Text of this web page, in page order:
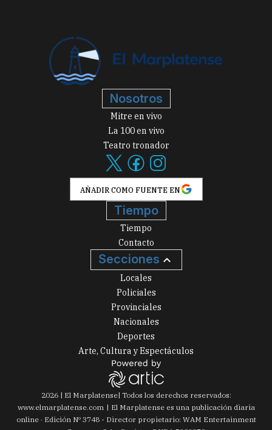
Nosotros
Mitre en vivo
La 100 en vivo
Teatro tronador
AÑADIR COMO FUENTE EN
Tiempo
Tiempo
Contacto
Secciones
Locales
Policiales
Provinciales
Nacionales
Deportes
Arte, Cultura y Espectáculos
2026| El Marplatense| Todos los derechos reservados:
www.elmarplatense.com
El Marplatense es una publicación diaria
online · Edición Nº 3748- Director propietario: WAM Entertainment